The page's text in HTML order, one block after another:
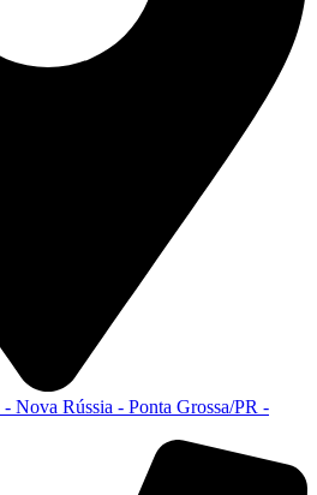
Nova Rússia - Ponta Grossa/PR -